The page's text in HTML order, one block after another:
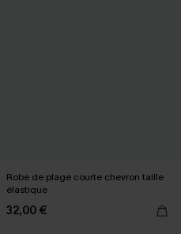
Robe de plage courte chevron taille
élastique
32,00 €